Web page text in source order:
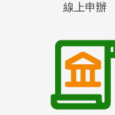
線上申辦